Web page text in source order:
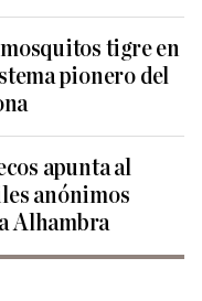
tigre en
pionero del
apunta al
anónimos
Alhambra